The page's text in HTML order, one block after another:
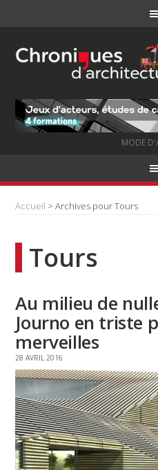
MODE
Accueil > Archives pour Tours
Tours
Au milieu de
Journo en triste
merveilles
28 AVRIL 2016